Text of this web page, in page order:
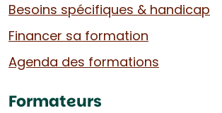
Besoins spécifiques & handicap
Financer sa formation
Agenda des formations
Formateurs